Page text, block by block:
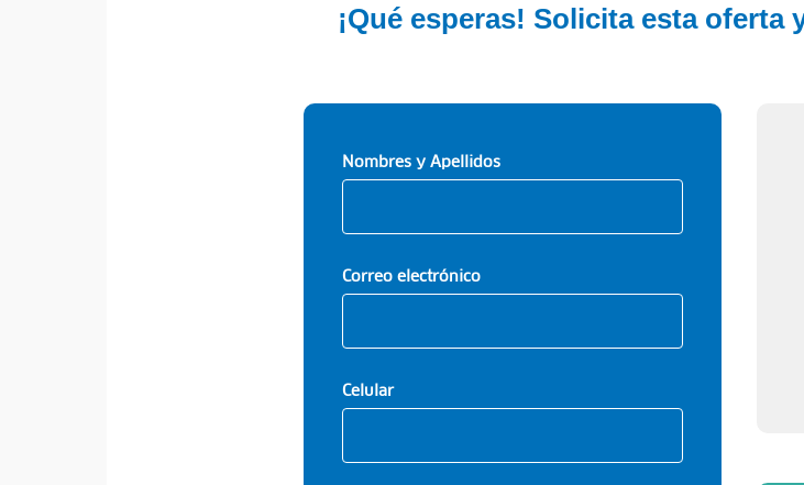
¡Qué esperas! Solicita esta oferta
Nombres y Apellidos
Correo electrónico
Celular